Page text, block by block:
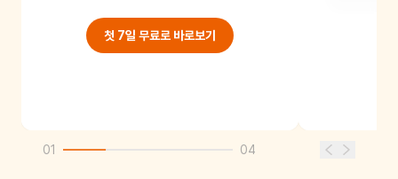
첫 7일 무료로 바로보기
01 04